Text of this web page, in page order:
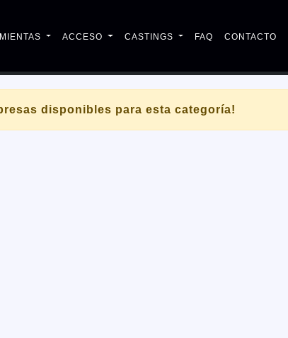
ACCESO CASTINGS FAQ CONTACTO
disponibles para esta categoría!